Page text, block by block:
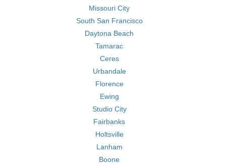
Missouri City
South San Francisco
Daytona Beach
Tamarac
Ceres
Urbandale
Florence
Ewing
Studio City
Fairbanks
Holtsville
Lanham
Boone